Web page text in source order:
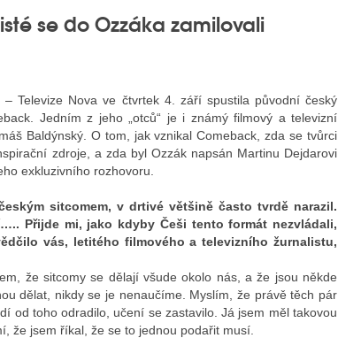
se do Ozzáka zamilovali
– Televize Nova ve čtvrtek 4. září spustila původní český
Jedním z jeho „otců“ je i známý filmový a televizní
Baldýnský. O tom, jak vznikal Comeback, zda se tvůrci
zdroje, a zda byl Ozzák napsán Martinu Dejdarovi
exkluzivního rozhovoru.
sitcomem, v drtivé většině často tvrdě narazil.
Přijde mi, jako kdyby Češi tento formát nezvládali,
vás, letitého filmového a televizního žurnalistu,
že sitcomy se dělají všude okolo nás, a že jsou někde
dělat, nikdy se je nenaučíme. Myslím, že právě těch pár
od toho odradilo, učení se zastavilo. Já jsem měl takovou
že jsem říkal, že se to jednou podařit musí.